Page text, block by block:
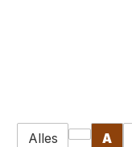
Alles A